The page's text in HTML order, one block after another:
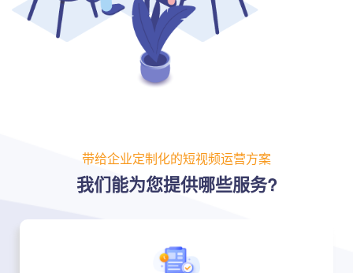
带给企业定制化的短视频运营方案
我们能为您提供哪些服务?